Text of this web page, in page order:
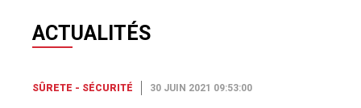
ACTUALITÉS
SÛRETE - SÉCURITÉ 30 JUIN 2021 09:53:00